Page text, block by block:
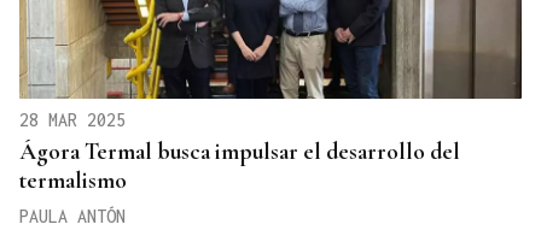
28 MAR 2025
Ágora Termal busca impulsar el desarrollo del
termalismo
PAULA ANTÓN